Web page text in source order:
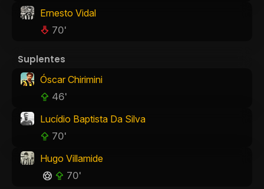
Ernesto Vidal
70'
Suplentes
Óscar Chirimini
46'
Lucídio Baptista Da Silva
70'
Hugo Villamide
70'